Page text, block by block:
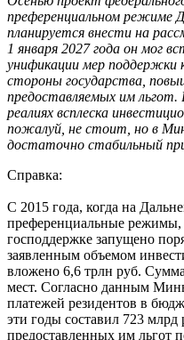
преференциальном режиме
планируется внести на
1 января 2027 года он мог
унификации мер поддержки
стороны государства,
предоставляемых им льгот.
реалиях всплеска
пожалуй, не стоит, но в
достаточно стабильный
Справка:
С 2015 года, когда на
преференциальные
господдержке запущено
заявленным объемом
вложено 6,6 трлн руб.
мест. Согласно данным
платежей резидентов в
эти годы составил 723
предоставленных им льгот